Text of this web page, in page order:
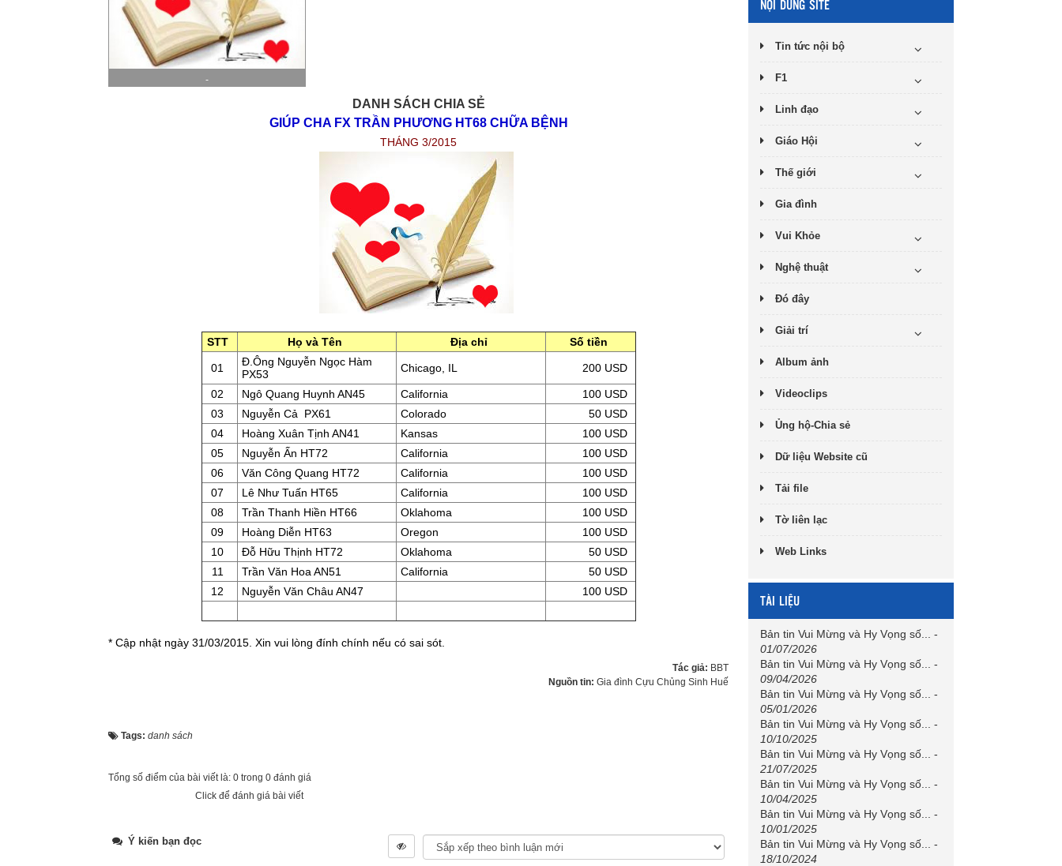
-
DANH SÁCH CHIA SẺ
GIÚP CHA FX TRẦN PHƯƠNG HT68 CHỮA BỆNH
THÁNG 3/2015
STT Họ và Tên Địa chỉ Số tiền
01
Đ.Ông Nguyễn Ngọc Hàm
PX53
Chicago, IL 200 USD
02 Ngô Quang Huynh AN45 California
100 USD
03
Nguyễn Cả PX61 Colorado
50 USD
04
Hoàng Xuân Tịnh AN41 Kansas
100 USD
05
Nguyễn Ấn HT72 California
100 USD
06
Văn Công Quang HT72 California
100 USD
07
Lê Như Tuấn HT65 California
100 USD
08
Trần Thanh Hiền HT66 Oklahoma
100 USD
09
Hoàng Diễn HT63 Oregon
100 USD
10
Đỗ Hữu Thịnh HT72 Oklahoma
50 USD
11
Trần Văn Hoa AN51 California
50 USD
12
Nguyễn Văn Châu AN47 100 USD
* Cập nhật ngày 31/03/2015. Xin vui lòng đính chính nếu có sai sót.
Tác giả: BBT
Nguồn tin: Gia đình Cựu Chủng Sinh Huế
Tags: danh sách
Tổng số điểm của bài viết là: 0 trong 0 đánh giá
Click để đánh giá bài viết
Ý kiến bạn đọc
NỘI DUNG SITE
Tin tức nội bộ
F1
Linh đạo
Giáo Hội
Thế giới
Gia đình
Vui Khỏe
Nghệ thuật
Đó đây
Giải trí
Album ảnh
Videoclips
Ủng hộ-Chia sẻ
Dữ liệu Website cũ
Tải file
Tờ liên lạc
Web Links
TÀI LIỆU
Bản tin Vui Mừng và Hy Vọng số...
-
01/07/2026
Bản tin Vui Mừng và Hy Vọng số...
-
09/04/2026
Bản tin Vui Mừng và Hy Vọng số...
-
05/01/2026
Bản tin Vui Mừng và Hy Vọng số...
-
10/10/2025
Bản tin Vui Mừng và Hy Vọng số...
-
21/07/2025
Bản tin Vui Mừng và Hy Vọng số...
-
10/04/2025
Bản tin Vui Mừng và Hy Vọng số...
-
10/01/2025
Bản tin Vui Mừng và Hy Vọng số...
-
18/10/2024